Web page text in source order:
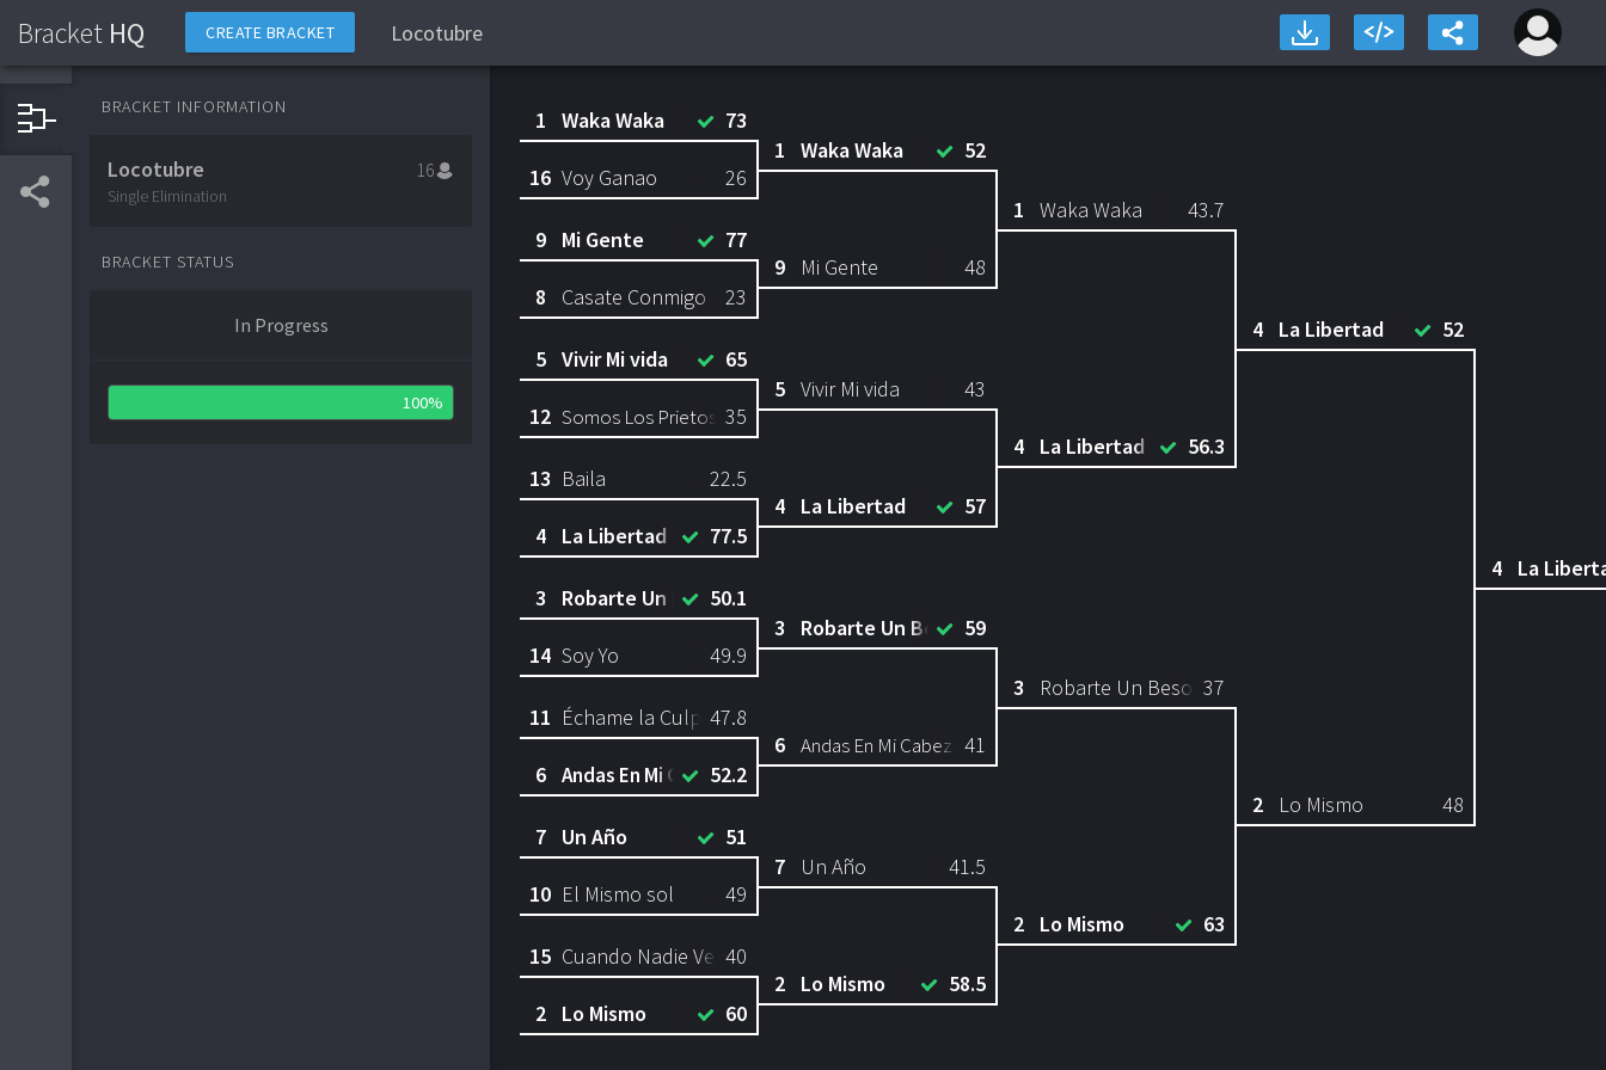
Bracket HQ CREATE BRACKET Locotubre
BRACKET INFORMATION
Locotubre
Single Elimination
16
BRACKET STATUS
In Progress
100%
1 Waka Waka 73
16 Voy Ganao 26
9 Mi Gente 77
8 Casate Conmigo 23
5 Vivir Mi vida 65
12 Somos Los Prietos 35
13 Baila 22.5
4 La Libertad 77.5
3 Robarte Un Beso50.1
14 Soy Yo 49.9
11 Échame la Culpa47.8
6 Andas En Mi Cabeza52.2
7 Un Año 51
10 El Mismo sol 49
15 Cuando Nadie Ve 40
2 Lo Mismo 60
1 Waka Waka 52
9 Mi Gente 48
5 Vivir Mi vida 43
4 La Libertad 57
3 Robarte Un Beso 59
6 Andas En Mi Cabeza 41
7 Un Año 41.5
2 Lo Mismo 58.5
1 Waka Waka 43.7
4 La Libertad 56.3
3 Robarte Un Beso 37
2 Lo Mismo 63
4 La Libertad 52
2 Lo Mismo 48
4 La